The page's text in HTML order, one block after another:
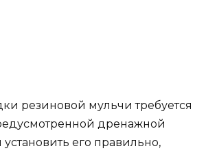
резиновой мульчи требуется
дренажной
его правильно,